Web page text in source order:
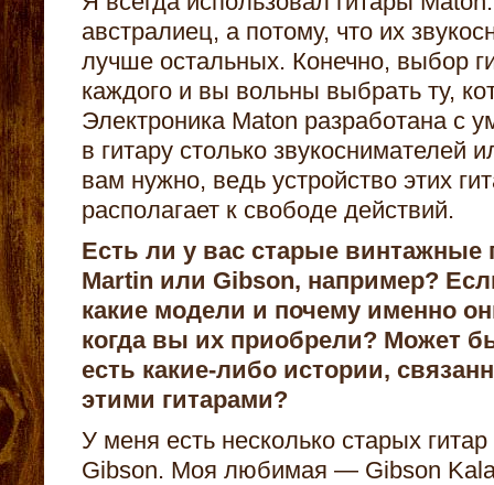
австралиец, а потому, что их
лучше остальных. Конечно, выбор
каждого и вы вольны выбрать ту,
Электроника Maton разработана с
в гитару столько звукоснимателей
вам нужно, ведь устройство этих
располагает к свободе действий.
Есть ли у вас старые
Martin или Gibson, например?
какие модели и почему именно
когда вы их приобрели? Может
есть какие-либо истории,
этими гитарами?
У меня есть несколько старых
Gibson. Моя любимая — Gibson